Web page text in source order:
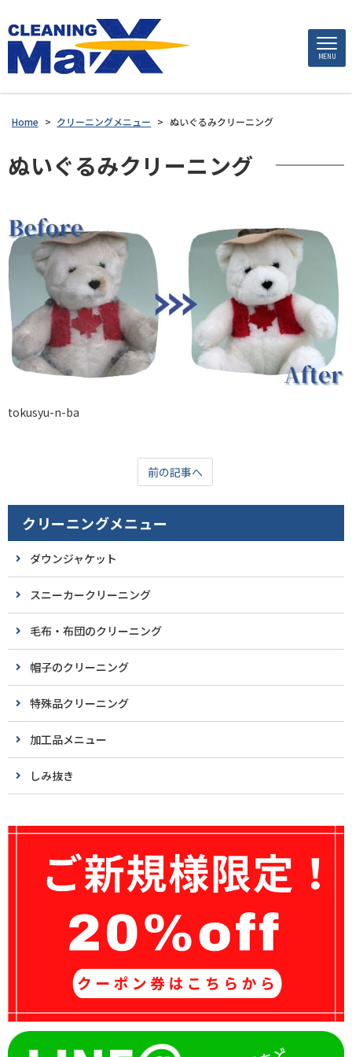
MENU
Home > クリーニングメニュー > ぬいぐるみクリーニング
ぬいぐるみクリーニング
tokusyu-n-ba
前の記事へ
クリーニングメニュー
ダウンジャケット
スニーカークリーニング
毛布・布団のクリーニング
帽子のクリーニング
特殊品クリーニング
加工品メニュー
しみ抜き